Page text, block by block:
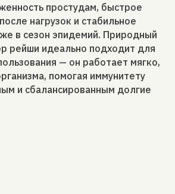
простудам, быстрое
нагрузок и стабильное
в сезон эпидемий. Природный
рейши идеально подходит для
— он работает мягко,
помогая иммунитету
и сбалансированным долгие